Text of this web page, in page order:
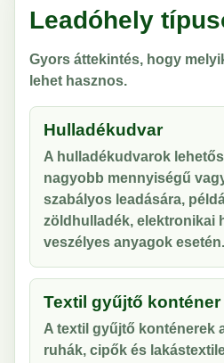
Leadóhely
Gyors áttekintés, hogy
lehet hasznos.
Hulladékudvar
A hulladékudvarok
nagyobb mennyiségű
szabályos leadására,
zöldhulladék, elektronikai
veszélyes anyagok esetén.
Textil gyűjtő konténer
A textil gyűjtő konténerek
ruhák, cipők és